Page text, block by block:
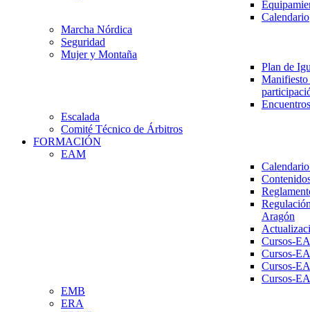
Calendario
Marcha Nórdica
Seguridad
Mujer y Montaña
Plan de
Escalada
Comité Técnico de Árbitros
FORMACIÓN
EAM
Aragón
Cursos-
Cursos-
Cursos-
Cursos-
EMB
ERA